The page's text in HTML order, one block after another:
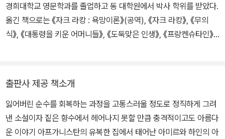
번째 장편소설 『천 개의 찬란한 태양』을 발표했다. 이 소설은 전작보
다 한층 완성도 높은 작품으로 평가받으며 103주 동안 《뉴욕 타임
스》 베스트셀러에 올랐다. 2013년에는 가난 때문에 이별을 맞이한
피해 유럽으로 탈출하던 중 사망한 시리아 난민 소년 아일란 쿠르디
품은 80여개 국에서 6천만 부 이상 판매되며 지금도 국경을 넘어 변
함없이 사랑받고 있다. 2006년 유엔난민기구의 친선대사로 임명되
경희대학교 영문학과를 졸업하고 동 대학원에서 박사 학위를 받았다.
옮긴 책으로는 《자크 라캉 : 욕망이론》(공역), 《자크 라캉》, 《무의
식》, 《대통령을 키운 어머니들》, 《도둑맞은 인생》, 《프랑켄슈타인》,
서로는 《라캉의 욕망 이론과 셰익스피어 텍스트 읽기》가 있다.
출판사 제공 책소개
잃어버린 순수를 회복하는 과정을 고통스러울 정도로 정직하게 그려
낸 소설이자 짙은 향수에서 헤어나지 못할 만큼 충격적이고도 아름다
운 이야기 아프가니스탄의 유복한 집에서 태어난 아미르와 하인의 아